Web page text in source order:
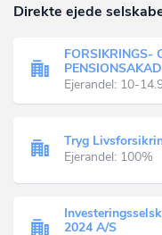
Direkte ejede
FORSIKRINGS-
Ejerandel: 10-
Tryg
Ejerandel: 100%
2024 A/S